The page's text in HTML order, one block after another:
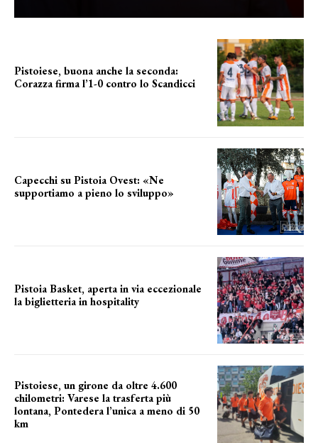
Pistoiese, buona anche la seconda:
Corazza firma l’1-0 contro lo Scandicci
Capecchi su Pistoia Ovest: «Ne
supportiamo a pieno lo sviluppo»
Pistoia Basket, aperta in via eccezionale
la biglietteria in hospitality
Pistoiese, un girone da oltre 4.600
chilometri: Varese la trasferta più
lontana, Pontedera l’unica a meno di 50
km